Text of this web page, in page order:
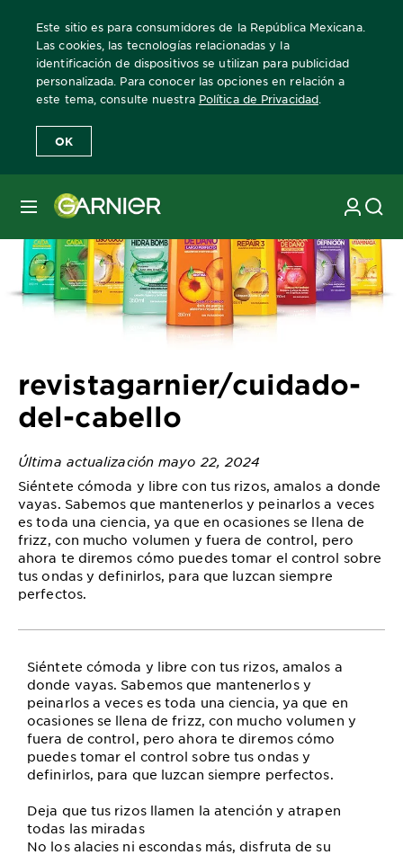
Este sitio es para consumidores de la República Mexicana.
Las cookies, las tecnologías relacionadas y la
identificación de dispositivos se utilizan para publicidad
personalizada. Para conocer las opciones en relación a
este tema, consulte nuestra Política de Privacidad
OK
MENÚ
Home Revista Garnier Consejos sobre el cuidado del cabello
revistagarnier/cuidado-
del-cabello
Última actualización mayo 22, 2024
Siéntete cómoda y libre con tus rizos, amalos a donde
vayas. Sabemos que mantenerlos y peinarlos a veces
es toda una ciencia, ya que en ocasiones se llena de
frizz, con mucho volumen y fuera de control, pero
ahora te diremos cómo puedes tomar el control sobre
tus ondas y definirlos, para que luzcan siempre
perfectos.
Siéntete cómoda y libre con tus rizos, amalos a
donde vayas. Sabemos que mantenerlos y
peinarlos a veces es toda una ciencia, ya que en
ocasiones se llena de frizz, con mucho volumen y
fuera de control, pero ahora te diremos cómo
puedes tomar el control sobre tus ondas y
definirlos, para que luzcan siempre perfectos.
Deja que tus rizos llamen la atención y atrapen
todas las miradas
No los alacies ni escondas más, disfruta de su